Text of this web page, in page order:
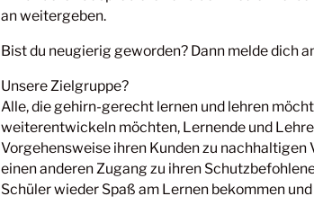
an weitergeben.
Bist du neugierig geworden? Dann melde dich
Unsere Zielgruppe?
Alle, die gehirn-gerecht lernen und lehren
weiterentwickeln möchten, Lernende und
Vorgehensweise ihren Kunden zu
einen anderen Zugang zu ihren
Schüler wieder Spaß am Lernen bekommen